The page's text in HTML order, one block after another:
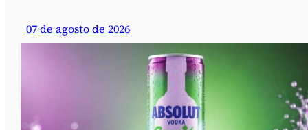
07 de agosto de 2026